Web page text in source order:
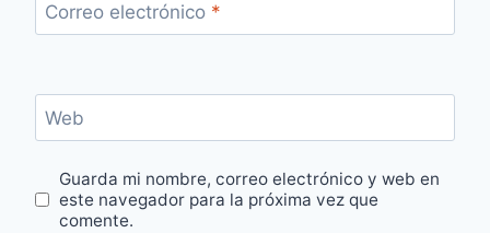
Correo electrónico *
Web
Guarda mi nombre, correo electrónico y web en
este navegador para la próxima vez que
comente.